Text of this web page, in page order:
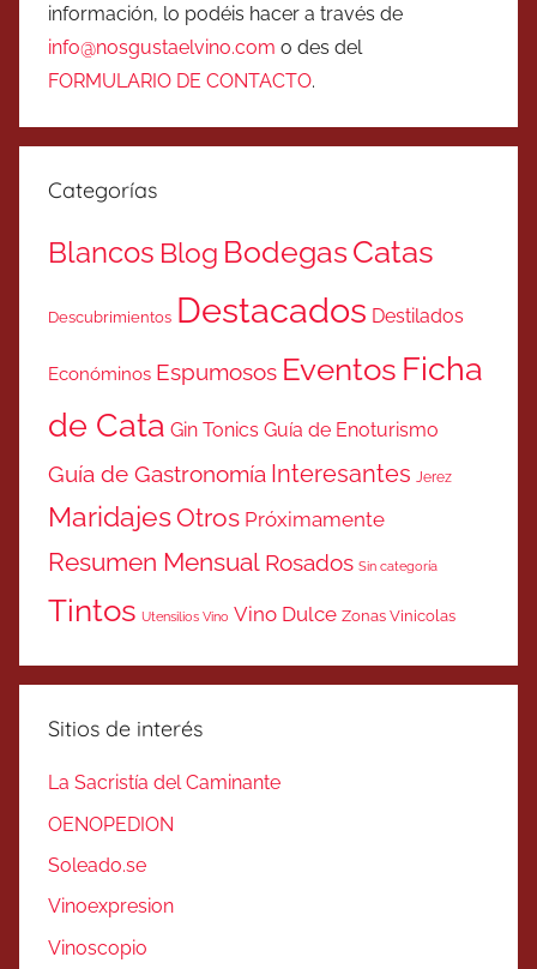
información, lo podéis hacer a través de
info@nosgustaelvino.com o des del
FORMULARIO DE CONTACTO.
Categorías
Blancos Blog BodegasCatas
Descubrimientos Destacados Destilados
Económinos Espumosos Eventos Ficha
de Cata Gin Tonics Guía de Enoturismo
Guía de Gastronomía Interesantes Jerez
MaridajesOtros Próximamente
Resumen Mensual Rosados Sin categoría
Tintos Utensilios Vino Vino Dulce Zonas Vinicolas
Sitios de interés
La Sacristía del Caminante
OENOPEDION
Soleado.se
Vinoexpresion
Vinoscopio